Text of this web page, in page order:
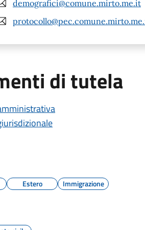
demografici@comune.mirto.me.it
di tutela
Estero Immigrazione